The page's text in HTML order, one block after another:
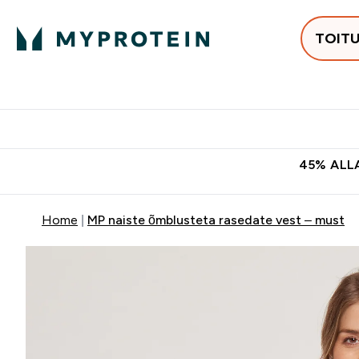
45%
Home MP naiste õmblusteta rasedate vest – must